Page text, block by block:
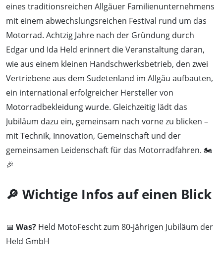
eines traditionsreichen Allgäuer Familienunternehmens
mit einem abwechslungsreichen Festival rund um das
Motorrad. Achtzig Jahre nach der Gründung durch
Edgar und Ida Held erinnert die Veranstaltung daran,
wie aus einem kleinen Handschwerksbetrieb, den zwei
Vertriebene aus dem Sudetenland im Allgäu aufbauten,
ein international erfolgreicher Hersteller von
Motorradbekleidung wurde. Gleichzeitig lädt das
Jubiläum dazu ein, gemeinsam nach vorne zu blicken –
mit Technik, Innovation, Gemeinschaft und der
gemeinsamen Leidenschaft für das Motorradfahren. 🏍️
🎉
🔎 Wichtige Infos auf einen Blick
📅 Was? Held MotoFescht zum 80-jährigen Jubiläum der
Held GmbH